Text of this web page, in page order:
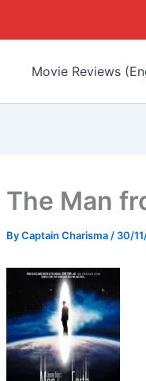
Movie Reviews
The Man
ByCaptain Charisma/ 30/